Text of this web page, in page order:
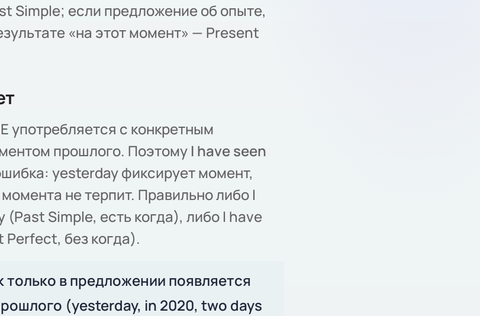
Simple; если предложение об опыте,
«на этот момент» — Present
употребляется с конкретным
прошлого. Поэтому I have seen
yesterday фиксирует момент,
не терпит. Правильно либо I
Simple, есть когда), либо I have
без когда).
только в предложении появляется
(yesterday, in 2020, two days